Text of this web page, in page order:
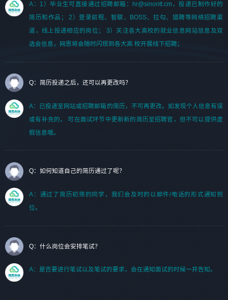
A：1）毕业生可直接通过招聘邮箱：hr@sinontt.cm，投递已制作好的
简历和作品； 2）登录前程、智联、BOSS、拉勾、猎聘等网络招聘渠
道，线上投递相应的岗位； 3）关注各大高校的就业信息网站信息及双
选会信息，网思将会随时闪现到各大高 校开展线下招聘；
Q：简历投递之后，还可以再更改吗？
A：已投递至网站或招聘邮箱的简历，不可再更改。如发现个人信息有误
或有补充的， 可在面试环节中更新新的简历至招聘官，但不可以提供虚
假信息哦。
Q：如何知道自己的简历通过了呢？
A：通过了简历初筛的同学，我们会及时的以邮件/电话的形式通知到
位。
Q：什么岗位会安排笔试？
A：是否要进行笔试以及笔试的要求，会在通知面试的时候一并告知。